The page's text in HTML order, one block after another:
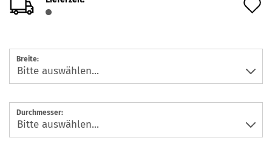
Breite:
Durchmesser: